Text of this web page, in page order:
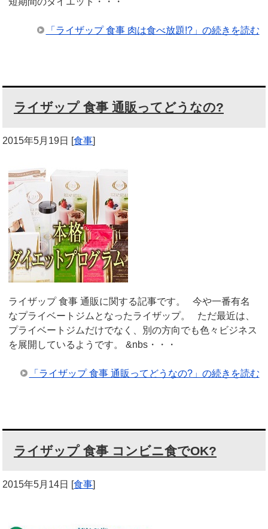
「ライザップ 食事 肉は食べ放題!?」の続きを読む
ライザップ 食事 通販ってどうなの?
2015年5月19日 [食事]
ライザップ 食事 通販に関する記事です。 今や一番有名
なプライベートジムとなったライザップ。 ただ最近は、
プライベートジムだけでなく、別の方向でも色々ビジネス
を展開しているようです。 &nbs・・・
「ライザップ 食事 通販ってどうなの?」の続きを読む
ライザップ 食事 コンビニ食でOK?
2015年5月14日 [食事]